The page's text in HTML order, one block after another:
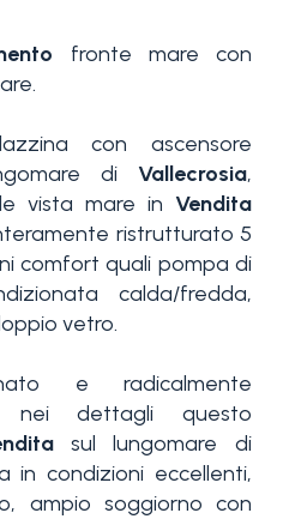
fronte mare con
con ascensore
di Vallecrosia,
vista mare in Vendita
ristrutturato 5
comfort quali pompa di
calda/fredda,
vetro.
e radicalmente
nei dettagli questo
sul lungomare di
in condizioni eccellenti,
ampio soggiorno con